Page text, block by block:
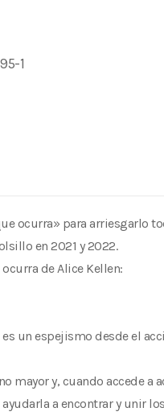
1
ocurra» para arriesgarlo
en 2021 y 2022.
de Alice Kellen:
es un espejismo desde el
mayor y, cuando accede a
a encontrar y unir